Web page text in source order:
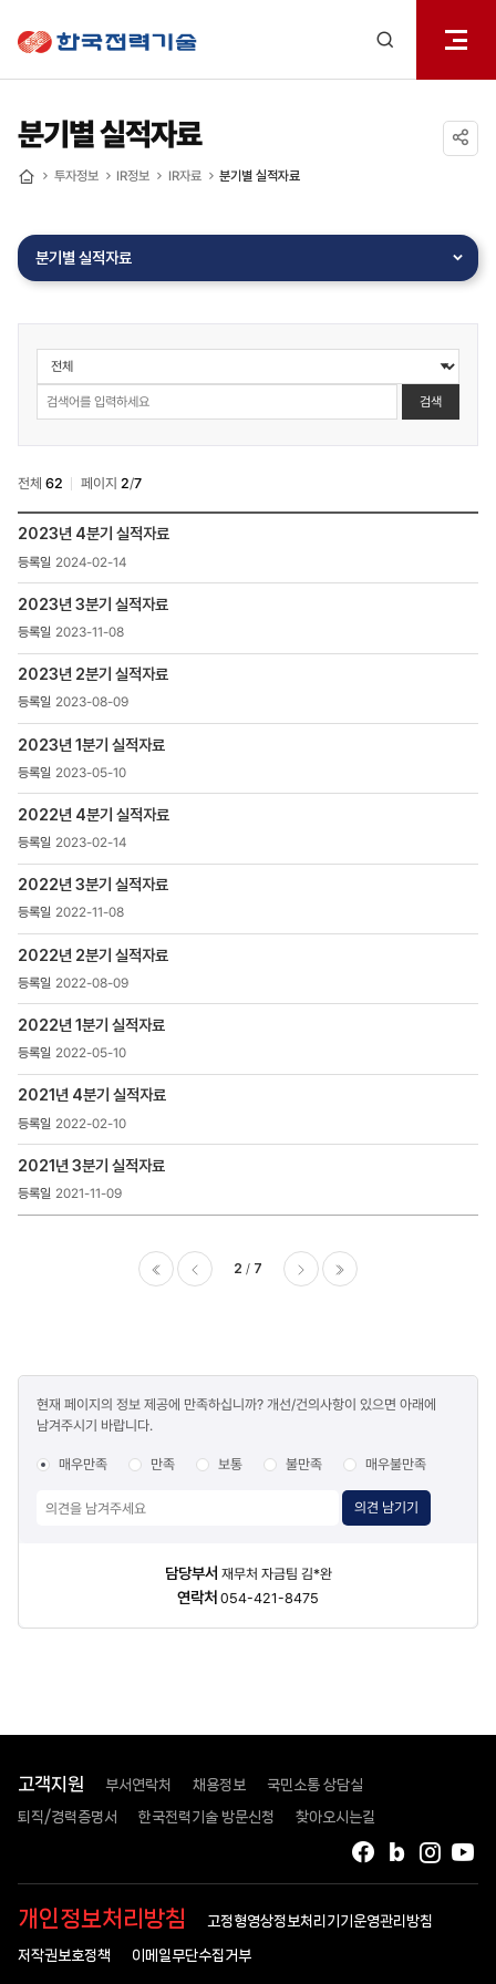
열기
분기별 실적자료
투자정보 IR정보 IR자료 분기별 실적자료
분기별 실적자료
투자정보
>
IR정보
>
IR자료
분기별실적자료
검색
전체 62 페이지 2/7
>
IR정보
>
IR자료
>
목록
번호,
등록일
,
첨부파일
,
조회수
2023년 4분기 실적자료
2024-02-14
2023년 3분기 실적자료
2023-11-08
2023년 2분기 실적자료
2023-08-09
2023년 1분기 실적자료
2023-05-10
2022년 4분기 실적자료
2023-02-14
2022년 3분기 실적자료
2022-11-08
2022년 2분기 실적자료
2022-08-09
2022년 1분기 실적자료
2022-05-10
2021년 4분기 실적자료
2022-02-10
2021년 3분기 실적자료
2021-11-09
2 7
만족도
조사
현재 페이지의 정보 제공에 만족하십니까? 개선/건의사항이 있으면 아래에
남겨주시기 바랍니다.
매우만족 만족 보통 불만족 매우불만족
의견 남기기
담당부서 재무처 자금팀 김*완
연락처 054-421-8475
고객지원 부서연락처 채용정보 국민소통 상담실
퇴직/경력증명서 한국전력기술 방문신청 찾아오시는길
인스
블로그
페이스북
개인정보처리방침 고정형영상정보처리기기운영관리방침
저작권보호정책 이메일무단수집거부